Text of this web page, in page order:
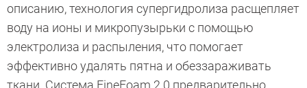
описанию, технология супергидролиза расщепляет
воду на ионы и микропузырьки с помощью
электролиза и распыления, что помогает
эффективно удалять пятна и обеззараживать
ткани. Система FineFoam 2.0 предварительно